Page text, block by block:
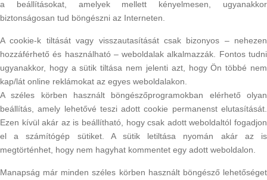
a beállításokat, amelyek mellett kényelmesen, ugyanakkor
biztonságosan tud böngészni az Interneten.
A cookie-k tiltását vagy visszautasítását csak bizonyos – nehezen
hozzáférhető és használható – weboldalak alkalmazzák. Fontos tudni
ugyanakkor, hogy a sütik tiltása nem jelenti azt, hogy Ön többé nem
kap/lát online reklámokat az egyes weboldalakon.
A széles körben használt böngészőprogramokban elérhető olyan
beállítás, amely lehetővé teszi adott cookie permanenst elutasítását.
Ezen kívül akár az is beállítható, hogy csak adott weboldaltól fogadjon
el a számítógép sütiket. A sütik letiltása nyomán akár az is
megtörténhet, hogy nem hagyhat kommentet egy adott weboldalon.
Manapság már minden széles körben használt böngésző lehetőséget